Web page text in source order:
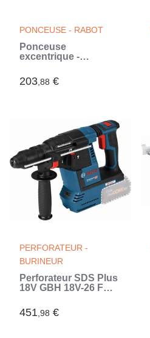
PONCEUSE - RABOT
Ponceuse
excentrique -
Clé mâle a six pans
(Vert)
203,88 €
PERFORATEUR -
BURINEUR
Perforateur SDS Plus
18V GBH 18V-26 F
chargeur) en coffret
L-BOXX - BOSCH -
451,98 €